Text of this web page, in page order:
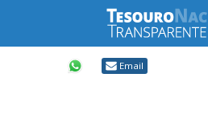
CompartilharEmail